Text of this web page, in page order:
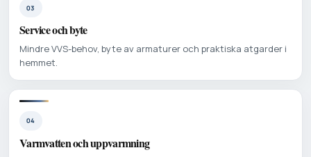
03
Service och byte
Mindre VVS-behov, byte av armaturer och praktiska atgarder i
hemmet.
04
Varmvatten och uppvarmning